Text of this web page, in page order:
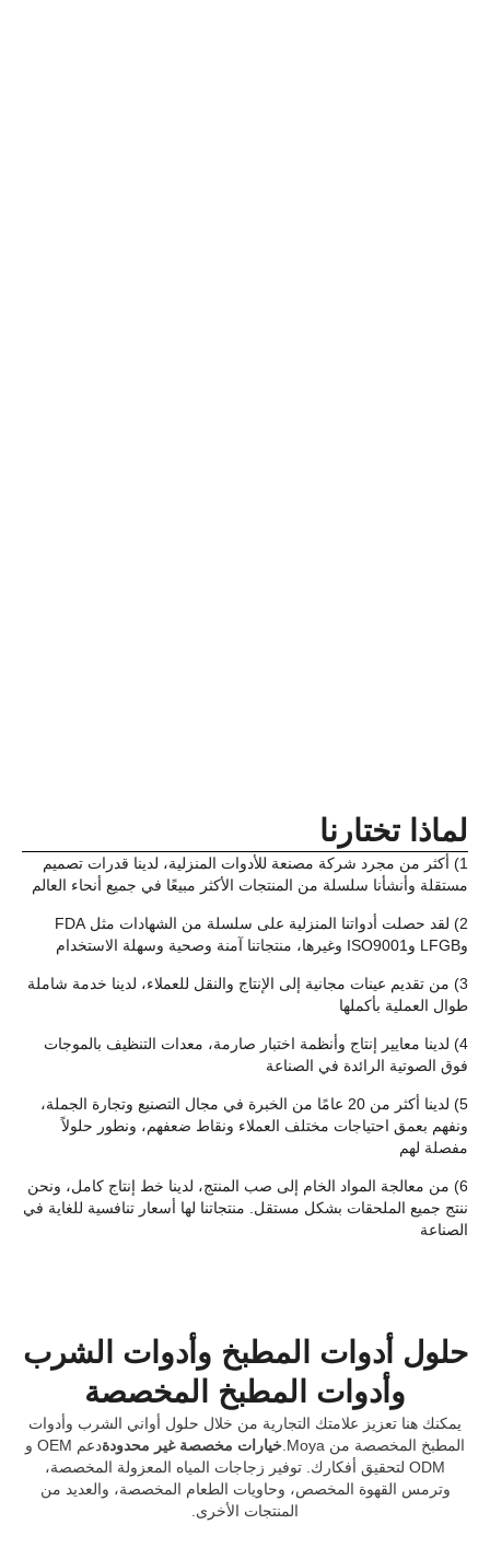
لماذا تختارنا
1) أكثر من مجرد شركة مصنعة للأدوات المنزلية، لدينا قدرات تصميم
مستقلة وأنشأنا سلسلة من المنتجات الأكثر مبيعًا في جميع أنحاء العالم
2) لقد حصلت أدواتنا المنزلية على سلسلة من الشهادات مثل FDA
وLFGB وISO9001 وغيرها، منتجاتنا آمنة وصحية وسهلة الاستخدام
3) من تقديم عينات مجانية إلى الإنتاج والنقل للعملاء، لدينا خدمة شاملة
طوال العملية بأكملها
4) لدينا معايير إنتاج وأنظمة اختبار صارمة، معدات التنظيف بالموجات
فوق الصوتية الرائدة في الصناعة
5) لدينا أكثر من 20 عامًا من الخبرة في مجال التصنيع وتجارة الجملة،
ونفهم بعمق احتياجات مختلف العملاء ونقاط ضعفهم، ونطور حلولاً
مفصلة لهم
6) من معالجة المواد الخام إلى صب المنتج، لدينا خط إنتاج كامل، ونحن
ننتج جميع الملحقات بشكل مستقل. منتجاتنا لها أسعار تنافسية للغاية في
الصناعة
حلول أدوات المطبخ وأدوات الشرب
وأدوات المطبخ المخصصة
يمكنك هنا تعزيز علامتك التجارية من خلال حلول أواني الشرب وأدوات
المطبخ المخصصة من Moya.
خيارات مخصصة غير محدودة
دعم OEM و
ODM لتحقيق أفكارك. توفير زجاجات المياه المعزولة المخصصة،
وترمس القهوة المخصص، وحاويات الطعام المخصصة، والعديد من
المنتجات الأخرى.